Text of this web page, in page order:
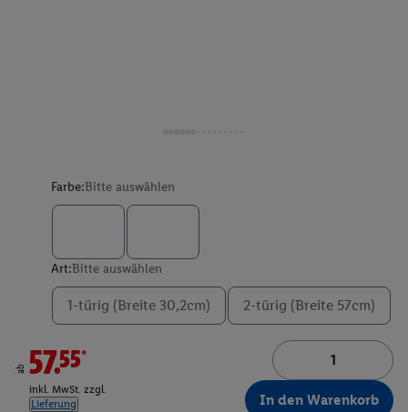
Farbe:Bitte auswählen
Art:Bitte auswählen
1-türig (Breite 30,2cm) 2-türig (Breite 57cm)
ab 57.55*
inkl. MwSt. zzgl.
Lieferung
In den Warenkorb